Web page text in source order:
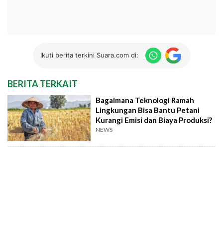
Ikuti berita terkini Suara.com di:
BERITA TERKAIT
Bagaimana Teknologi Ramah
Lingkungan Bisa Bantu Petani
Kurangi Emisi dan Biaya Produksi?
NEWS